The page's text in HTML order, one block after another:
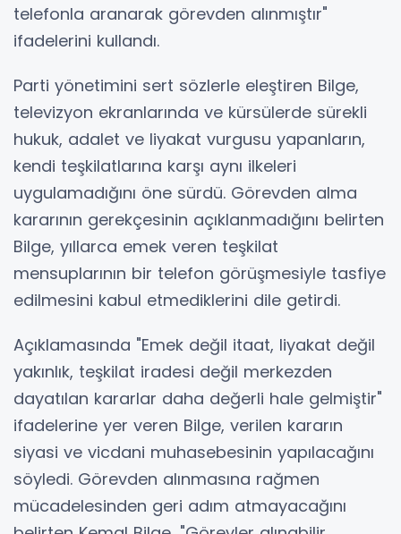
telefonla aranarak görevden alınmıştır"
ifadelerini kullandı.
Parti yönetimini sert sözlerle eleştiren Bilge,
televizyon ekranlarında ve kürsülerde sürekli
hukuk, adalet ve liyakat vurgusu yapanların,
kendi teşkilatlarına karşı aynı ilkeleri
uygulamadığını öne sürdü. Görevden alma
kararının gerekçesinin açıklanmadığını belirten
Bilge, yıllarca emek veren teşkilat
mensuplarının bir telefon görüşmesiyle tasfiye
edilmesini kabul etmediklerini dile getirdi.
Açıklamasında "Emek değil itaat, liyakat değil
yakınlık, teşkilat iradesi değil merkezden
dayatılan kararlar daha değerli hale gelmiştir"
ifadelerine yer veren Bilge, verilen kararın
siyasi ve vicdani muhasebesinin yapılacağını
söyledi. Görevden alınmasına rağmen
mücadelesinden geri adım atmayacağını